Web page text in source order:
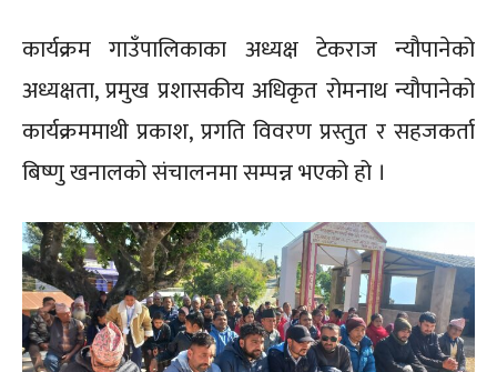
कार्यक्रम गाउँपालिकाका अध्यक्ष टेकराज न्यौपानेको
अध्यक्षता, प्रमुख प्रशासकीय अधिकृत रोमनाथ न्यौपानेको
कार्यक्रममाथी प्रकाश, प्रगति विवरण प्रस्तुत र सहजकर्ता
बिष्णु खनालको संचालनमा सम्पन्न भएको हो ।